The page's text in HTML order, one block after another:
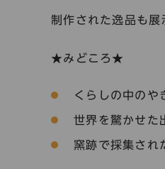
制作された逸品も展
★みどころ★
くらしの中の
世界を驚かせた
窯跡で採集され